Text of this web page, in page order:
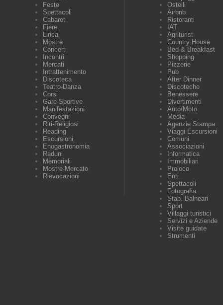
Feste
Spettacoli
Cabaret
Fiere
Lirica
Mostre
Concerti
Incontri
Mercati
Intrattenimento
Discoteca
Teatro-Danza
Corsi
Gare-Sportive
Manifestazioni
Convegni
Riti-Religiosi
Reading
Escursioni
Enogastronomia
Raduni
Memoriali
Mostre-Mercato
Rievocazioni
Ostelli
Airbnb
Ristoranti
IAT
Agriturist
Country House
Bed & Breakfast
Shopping
Pizzerie
Pub
After Dinner
Discoteche
Benessere
Divertimenti
Auto/Moto
Media
Agenzie Stampa
Viaggi Escursioni
Comuni
Associazioni
Informatica
Immobiliari
Proloco
Enti
Spettacoli
Fotografia
Stab. Balneari
Sport
Villaggi turistici
Servizi e Aziende
Visite guidate
Strumenti